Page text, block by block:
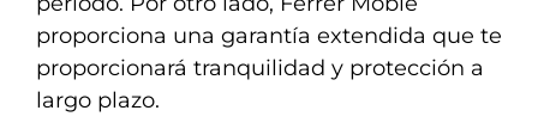
proporciona una garantía extendida que te
proporcionará tranquilidad y protección a
largo plazo.